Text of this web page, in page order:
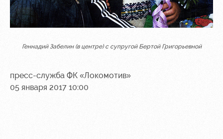
Геннадий Забелин (в центре) с супругой Бертой Григорьевной
пресс-служба ФК «Локомотив»
05 января 2017 10:00